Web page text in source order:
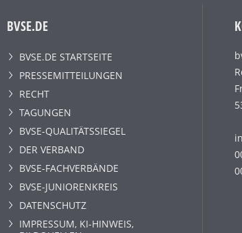
BVSE.DE
BVSE.DE STARTSEITE
PRESSEMITTEILUNGEN
RECHT
TAGUNGEN
BVSE-QUALITÄTSSIEGEL
DER VERBAND
BVSE-FACHVERBÄNDE
BVSE-JUNIORENKREIS
DATENSCHUTZ
IMPRESSUM, KI-HINWEIS,